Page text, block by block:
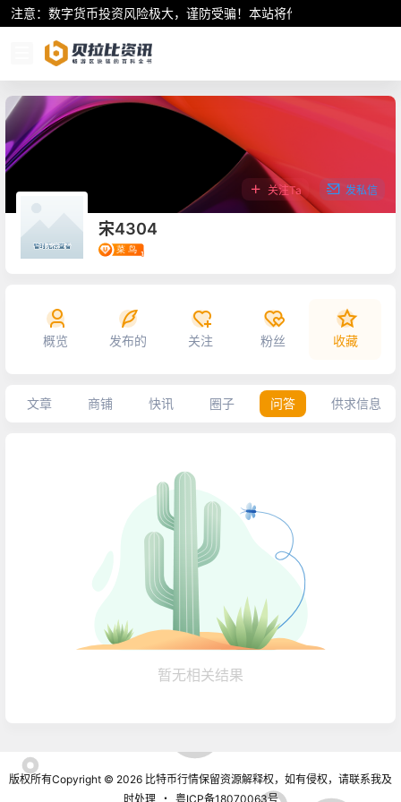
注意：数字货币投资风险极大，谨防受骗！本站将作为行业资讯共享
宋4304
关注Ta 发私信
概览 发布的 关注 粉丝 收藏
文章 商铺 快讯 圈子 问答 供求信息
暂无相关结果
版权所有Copyright © 2026 比特币行情保留资源解释权，如有侵权，请联系我及
时处理
・ 粤ICP备18070063号